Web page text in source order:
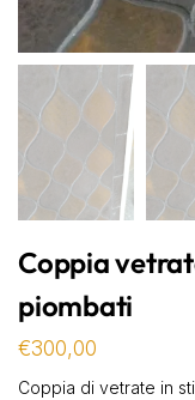
Coppia
piombati
€300,00
Coppia di vetrate in